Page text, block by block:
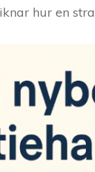
hur en